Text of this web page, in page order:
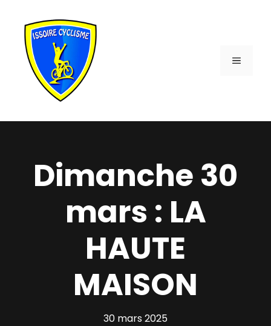
contenu
MENU
Dimanche 30
mars : LA
HAUTE
MAISON
30 mars 2025